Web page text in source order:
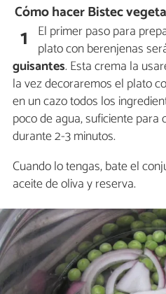
Cómo hacer Bistec
1 El primer paso para
plato con berenjenas
guisantes. Esta crema la
la vez decoraremos el plato
en un cazo todos los
poco de agua, suficiente para
durante 2-3 minutos.
Cuando lo tengas, bate el
aceite de oliva y reserva.